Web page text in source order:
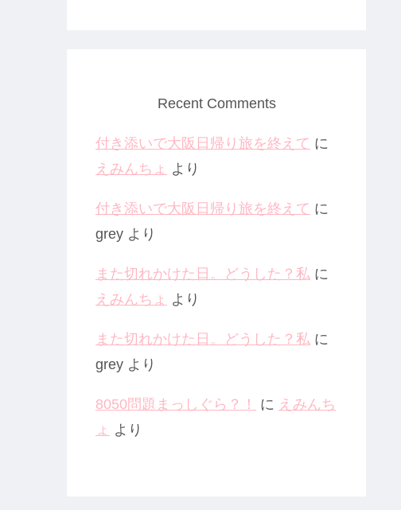
Recent Comments
付き添いで大阪日帰り旅を終えて に
えみんちょ より
付き添いで大阪日帰り旅を終えて に
grey より
また切れかけた日。どうした？私 に
えみんちょ より
また切れかけた日。どうした？私 に
grey より
8050問題まっしぐら？！ に えみんち
ょ より